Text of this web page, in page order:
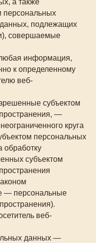
а также
персональных
подлежащих
совершаемые
информация,
к определенному
веб-
субъектом
—
круга
персональных
обработку
субъектом
— персональные
веб-
данных —